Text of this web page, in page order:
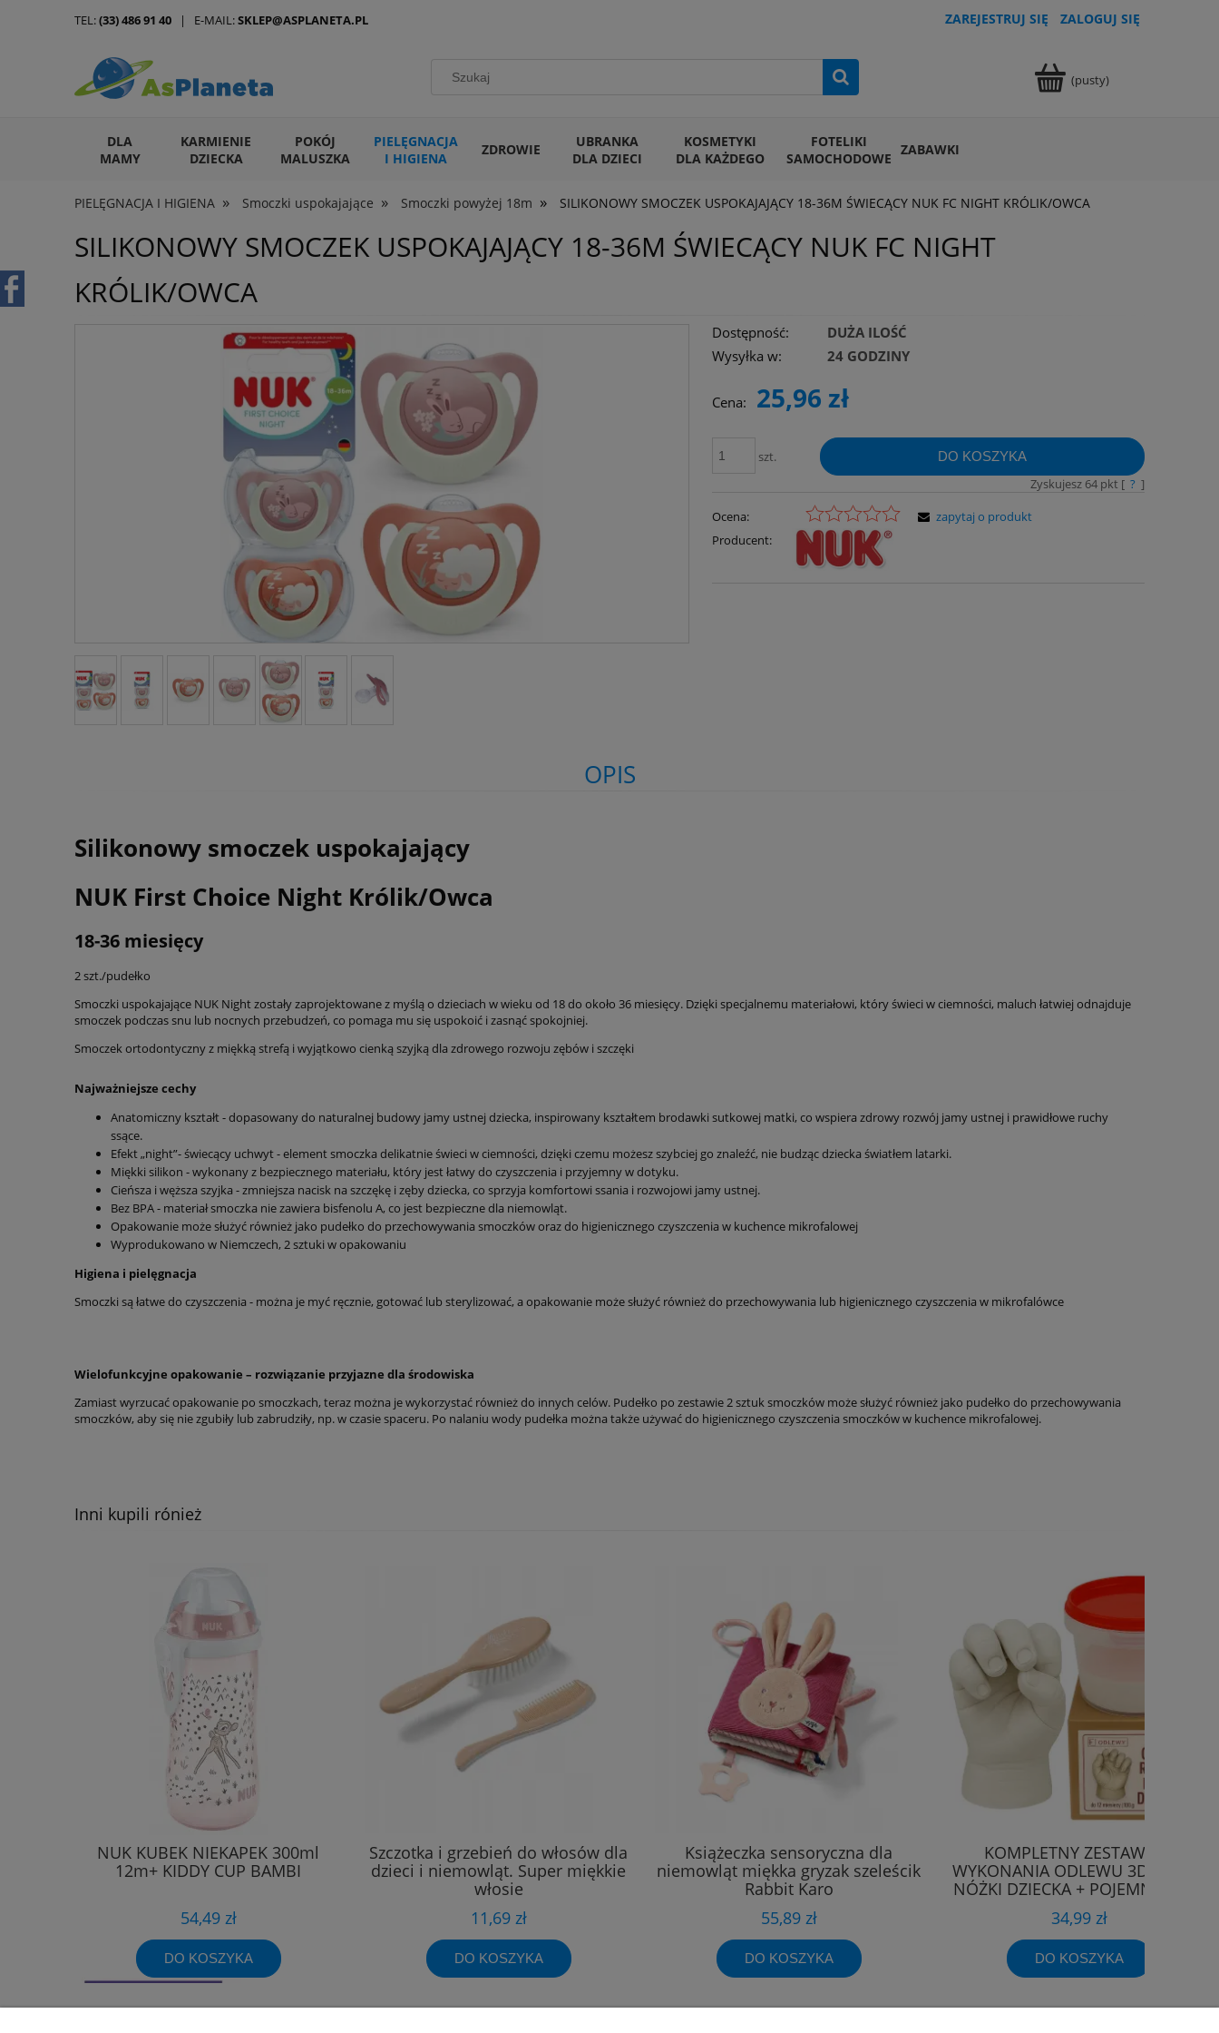
ZAREJESTRUJ SIĘ ZALOGUJ SIĘ
(pusty)
DLA
MAMY
KARMIENIE
DZIECKA
POKÓJ
MALUSZKA
PIELĘGNACJA
I HIGIENA
ZDROWIE
UBRANKA
DLA DZIECI
KOSMETYKI
DLA KAŻDEGO
FOTELIKI
SAMOCHODOWE ZABAWKI
ARTYKUŁY DLA ZWIERZĄT
PIELĘGNACJA I HIGIENA » Smoczki uspokajające » Smoczki powyżej 18m » SILIKONOWY SMOCZEK USPOKAJAJĄCY 18-36M ŚWIECĄCY NUK FC NIGHT KRÓLIK/OWCA
TEL:(33) 486 91 40 | E-MAIL:SKLEP@ASPLANETA.PL
SILIKONOWY SMOCZEK USPOKAJAJĄCY 18-36M ŚWIECĄCY NUK FC NIGHT
KRÓLIK/OWCA
Dostępność:
DUŻA ILOŚĆ
Wysyłka w:
24 GODZINY
Cena: 25,96 zł
szt. DO KOSZYKA
Zyskujesz 64pkt [ ? ]
Ocena:
Producent:
zapytaj o produkt
OPIS
Silikonowy smoczek uspokajający
NUK First Choice Night Królik/Owca
18-36 miesięcy
2 szt./pudełko
Smoczki uspokajające NUK Night zostały zaprojektowane z myślą o dzieciach w wieku od 18 do około 36 miesięcy. Dzięki specjalnemu materiałowi, który świeci w ciemności, maluch łatwiej odnajduje
smoczek podczas snu lub nocnych przebudzeń, co pomaga mu się uspokoić i zasnąć spokojniej.
Smoczek ortodontyczny z miękką strefą i wyjątkowo cienką szyjką dla zdrowego rozwoju zębów i szczęki
Najważniejsze cechy
Anatomiczny kształt - dopasowany do naturalnej budowy jamy ustnej dziecka, inspirowany kształtem brodawki sutkowej matki, co wspiera zdrowy rozwój jamy ustnej i prawidłowe ruchy
ssące.
Efekt „night”- świecący uchwyt - element smoczka delikatnie świeci w ciemności, dzięki czemu możesz szybciej go znaleźć, nie budząc dziecka światłem latarki.
Miękki silikon - wykonany z bezpiecznego materiału, który jest łatwy do czyszczenia i przyjemny w dotyku.
Cieńsza i węższa szyjka - zmniejsza nacisk na szczękę i zęby dziecka, co sprzyja komfortowi ssania i rozwojowi jamy ustnej.
Bez BPA - materiał smoczka nie zawiera bisfenolu A, co jest bezpieczne dla niemowląt.
Opakowanie może służyć również jako pudełko do przechowywania smoczków oraz do higienicznego czyszczenia w kuchence mikrofalowej
Wyprodukowano w Niemczech, 2 sztuki w opakowaniu
Higiena i pielęgnacja
Smoczki są łatwe do czyszczenia - można je myć ręcznie, gotować lub sterylizować, a opakowanie może służyć również do przechowywania lub higienicznego czyszczenia w mikrofalówce
Wielofunkcyjne opakowanie – rozwiązanie przyjazne dla środowiska
Zamiast wyrzucać opakowanie po smoczkach, teraz można je wykorzystać również do innych celów. Pudełko po zestawie 2 sztuk smoczków może służyć również jako pudełko do przechowywania
smoczków, aby się nie zgubiły lub zabrudziły, np. w czasie spaceru. Po nalaniu wody pudełka można także używać do higienicznego czyszczenia smoczków w kuchence mikrofalowej.
Inni kupili rónież
NUK KUBEK NIEKAPEK 300ml
12m+ KIDDY CUP BAMBI
54,49 zł
DO KOSZYKA
Szczotka i grzebień do włosów dla
dzieci i niemowląt. Super miękkie
włosie
11,69 zł
DO KOSZYKA
Książeczka sensoryczna dla
niemowląt miękka gryzak szeleścik
Rabbit Karo
55,89 zł
DO KOSZYKA
KOMPLETNY ZESTAW DO
WYKONANIA ODLEWU 3D RĄCZKI
NÓŻKI DZIECKA + POJEMNIK 0M+
34,99 zł
DO KOSZYKA